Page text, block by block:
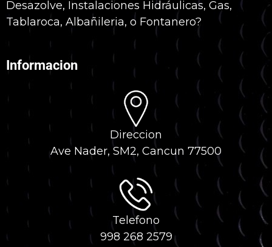
Desazolve, Instalaciones Hidráulicas, Gas,
Tablaroca, Albañileria, o Fontanero?
Informacion
Direccion
Ave Nader, SM2, Cancun 77500
Telefono
998 268 2579